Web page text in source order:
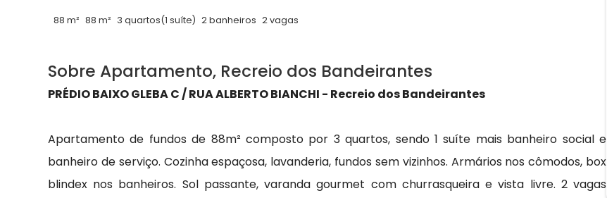
88 m² 88 m² 3 quartos(1 suíte) 2 banheiros 2 vagas
Sobre Apartamento, Recreio dos Bandeirantes
PRÉDIO BAIXO GLEBA C / RUA ALBERTO BIANCHI - Recreio dos Bandeirantes
Apartamento de fundos de 88m² composto por 3 quartos, sendo 1 suíte mais banheiro social e
banheiro de serviço. Cozinha espaçosa, lavanderia, fundos sem vizinhos. Armários nos cômodos, box
blindex nos banheiros. Sol passante, varanda gourmet com churrasqueira e vista livre. 2 vagas